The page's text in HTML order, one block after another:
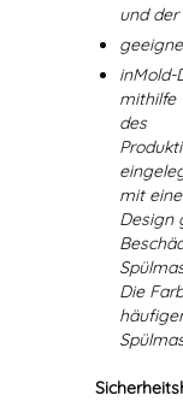
und der
inMold-
mithilfe
des
mit
Design
Die